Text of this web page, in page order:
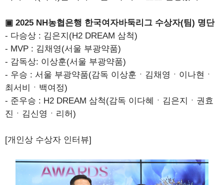
▣ 2025 NH농협은행 한국여자바둑리그 수상자(팀) 명단
- 다승상 : 김은지(H2 DREAM 삼척)
- MVP : 김채영(서울 부광약품)
- 감독상: 이상훈(서울 부광약품)
- 우승 : 서울 부광약품(감독 이상훈ㆍ김채영ㆍ이나현ㆍ
최서비ㆍ백여정)
- 준우승 : H2 DREAM 삼척(감독 이다혜ㆍ김은지ㆍ권효
진ㆍ김신영ㆍ리허)
[개인상 수상자 인터뷰]